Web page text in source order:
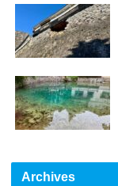
Archives